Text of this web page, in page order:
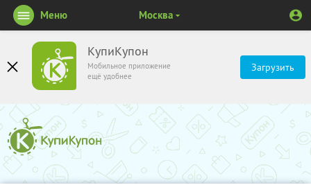
КупиКупон
Мобильное приложение
ещё удобнее
Загрузить
Меню Москва